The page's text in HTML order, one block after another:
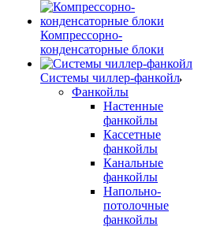
Компрессорно-
конденсаторные блоки
Системы чиллер-фанкойл
Фанкойлы
Настенные
фанкойлы
Кассетные
фанкойлы
Канальные
фанкойлы
Напольно-
потолочные
фанкойлы